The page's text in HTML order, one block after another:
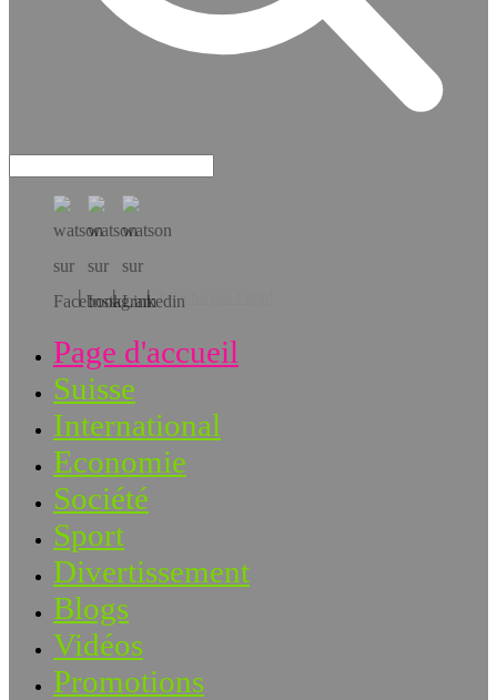
Téléchargez l’app!
Page d'accueil
Suisse
International
Economie
Société
Sport
Divertissement
Blogs
Vidéos
Promotions